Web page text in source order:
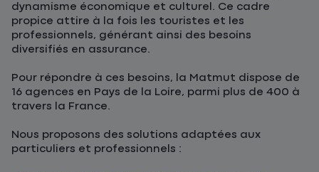
dynamisme économique et culturel. Ce cadre
propice attire à la fois les touristes et les
professionnels, générant ainsi des besoins
diversifiés en assurance.
Pour répondre à ces besoins, la Matmut dispose de
16 agences en Pays de la Loire, parmi plus de 400 à
travers la France.
Nous proposons des solutions adaptées aux
particuliers et professionnels :